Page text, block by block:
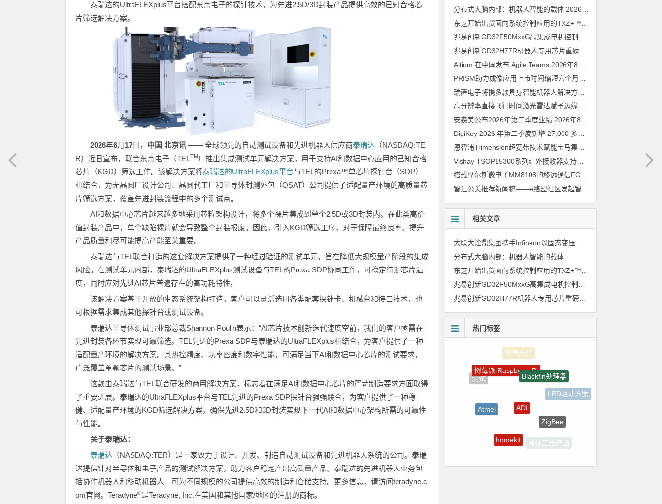
泰瑞达的UltraFLEXplus平台搭配东京电子的探针技术，为先进2.5D/3D封装产品提供高效的已知合格芯
片筛选解决方案。
2026年6月 17日， 中国 北京讯 —— 全球领先的自动测试设备和先进机器人供应商泰瑞达 （NASDAQ:TE
R）近日宣布，联合东京电子（TELTM）推出集成测试单元解决方案，用于支持AI和数据中心应用的已知合格
芯片（KGD）筛选工作。该解决方案将泰瑞达的UltraFLEXplus平台与TEL的Prexa™单芯片探针台（SDP）
相结合，为无晶圆厂设计公司、晶圆代工厂和半导体封测外包（OSAT）公司提供了适配量产环境的高质量芯
片筛选方案，覆盖先进封装流程中的多个测试点。
AI和数据中心芯片越来越多地采用芯粒架构设计，将多个裸片集成到单个2.5D或3D封装内。在此类高价
值封装产品中，单个缺陷裸片就会导致整个封装报废。因此，引入KGD筛选工序，对于保障最终良率、提升
产品质量和尽可能提高产能至关重要。
泰瑞达与TEL联合打造的这套解决方案提供了一种经过验证的测试单元，旨在降低大规模量产阶段的集成
风险。在测试单元内部，泰瑞达的UltraFLEXplus测试设备与TEL的Prexa SDP协同工作，可稳定待测芯片温
度，同时应对先进AI芯片普遍存在的高功耗特性。
该解决方案基于开放的生态系统架构打造，客户可以灵活选用各类配套探针卡、机械台和接口技术，也
可根据需求集成其他探针台或测试设备。
泰瑞达半导体测试事业部总裁Shannon Poulin表示：“AI芯片技术创新迭代速度空前，我们的客户亟需在
先进封装各环节实现可靠筛选。TEL先进的Prexa SDP与泰瑞达的UltraFLEXplus相结合，为客户提供了一种
适配量产环境的解决方案。其热控精度、功率密度和数字性能，可满足当下AI和数据中心芯片的测试要求，
广泛覆盖单颗芯片的测试场景。”
这款由泰瑞达与TEL联合研发的商用解决方案，标志着在满足AI和数据中心芯片的严苛制造要求方面取得
了重要进展。泰瑞达的UltraFLEXplus平台与TEL先进的Prexa SDP探针台强强联合，为客户提供了一种稳
健、适配量产环境的KGD筛选解决方案，确保先进2.5D和3D封装实现下一代AI和数据中心架构所需的可靠性
与性能。
关于泰瑞达：
泰瑞达 （NASDAQ:TER）是一家致力于设计、开发、制造自动测试设备和先进机器人系统的公司。泰瑞
达提供针对半导体和电子产品的测试解决方案，助力客户稳定产出高质量产品。泰瑞达的先进机器人业务包
括协作机器人和移动机器人，可为不同规模的公司提供高效的制造和仓储支持。更多信息，请访问teradyne.c
om官网。Teradyne®是Teradyne, Inc.在美国和其他国家/地区的注册的商标。
分布式大脑内部：机器人智能的载体 2026年8月6日
兆易创新GD32H77R机器人专用芯片重磅亮相，精准赋能伺服驱动与关节控制
Altium 在中国发布 Agile Teams 2026年8月6日
安森美公布2026年第二季度业绩 2026年8月6日
恩智浦Trimension超宽带技术赋能宝马集团Digital Key Plus及生命体存在检测功能
Vishay TSOP15300系列红外接收器支持所有主流遥控代码
2026年
相关文章
大联大诠鼎集团携手Infineon以固态变压器重构配电效率新标杆
分布式大脑内部：机器人智能的载体
兆易创新GD32H77R机器人专用芯片重磅亮相，精准赋能伺服驱动与关节控制
热门标签
测试
树莓派-Raspberry Pi
Blackfin处理器
LED驱动方案
裸视三维产品
自动驾驶